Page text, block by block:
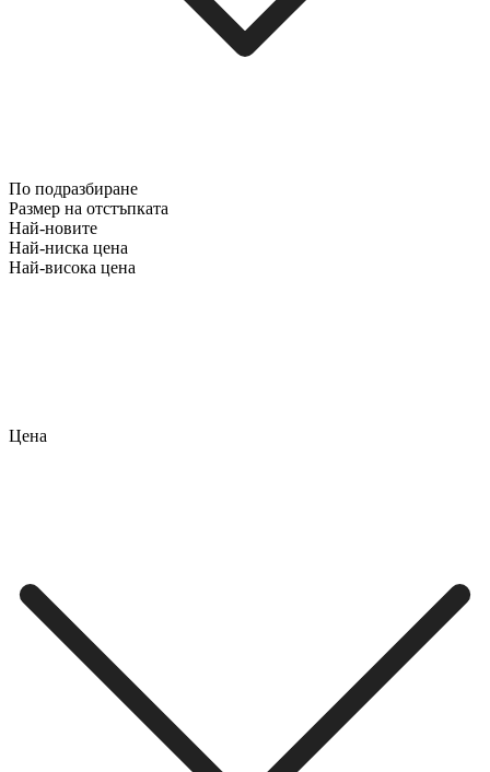
По подразбиране
Размер на отстъпката
Най-новите
Най-ниска цена
Най-висока цена
Цена